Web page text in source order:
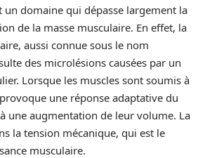
un domaine qui dépasse largement la
de la masse musculaire. En effet, la
aussi connue sous le nom
des microlésions causées par un
Lorsque les muscles sont soumis à
une réponse adaptative du
une augmentation de leur volume. La
la tension mécanique, qui est le
musculaire.